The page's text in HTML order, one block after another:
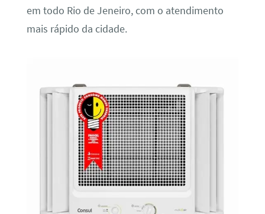
em todo Rio de Jeneiro, com o atendimento
mais rápido da cidade.